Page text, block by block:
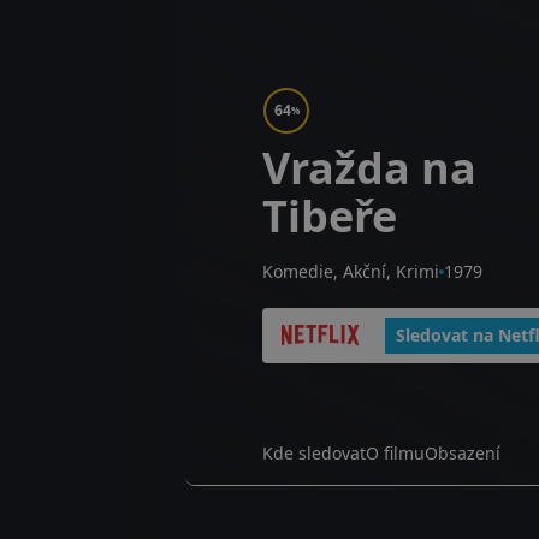
64%
Vražda na
Tibeře
Komedie, Akční, Krimi 1979
Sledovat na
Kde sledovatO filmuObsazení